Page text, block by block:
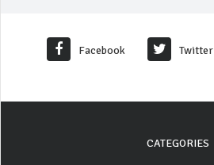
Facebook Twitter
CATEGORIES